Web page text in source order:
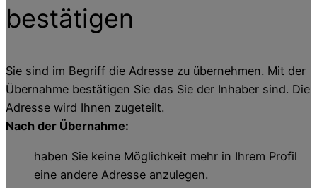
bestätigen
Sie sind im Begriff die Adresse zu übernehmen. Mit der
Übernahme bestätigen Sie das Sie der Inhaber sind. Die
Adresse wird Ihnen zugeteilt.
Nach der Übernahme:
haben Sie keine Möglichkeit mehr in Ihrem Profil
eine andere Adresse anzulegen.